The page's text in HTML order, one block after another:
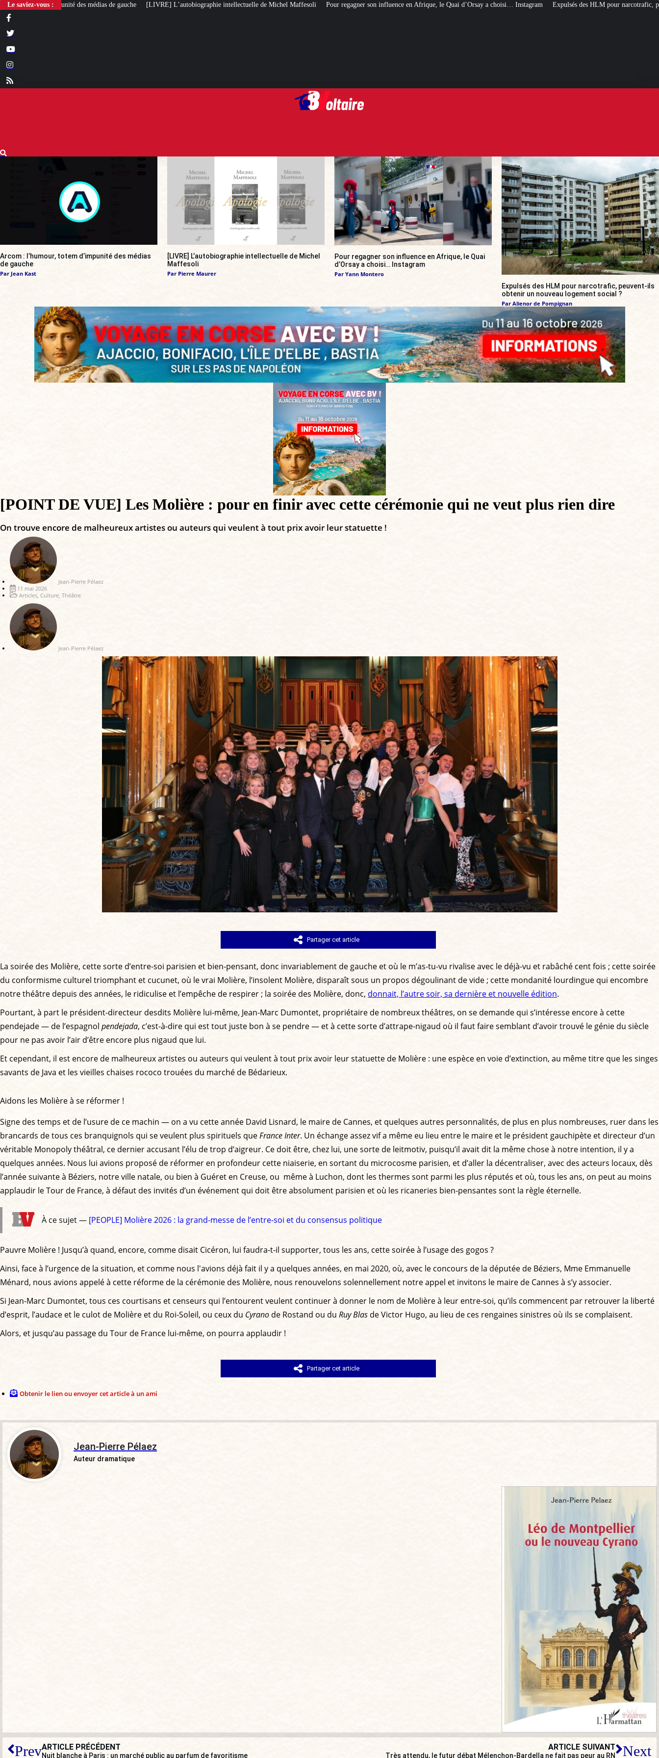
Le saviez-vous :
médias de gauche [LIVRE] L’autobiographie intellectuelle de Michel Maffesoli Pour regagner son influence en Afrique, le Quai d’Orsay a choisi… Instagram Expulsés des HLM pour narcotrafic, peuvent-ils obtenir un
Arcom : l’humour, totem d’impunité des médias
de gauche
Par Jean Kast
[LIVRE] L’autobiographie intellectuelle de Michel
Maffesoli
Par Pierre Maurer
Pour regagner son influence en Afrique, le Quai
d’Orsay a choisi… Instagram
Par Yann Montero
Expulsés des HLM pour narcotrafic, peuvent-ils
obtenir un nouveau logement social ?
Par Alienor de Pompignan
[POINT DE VUE] Les Molière : pour en finir avec cette cérémonie qui ne veut plus rien dire
On trouve encore de malheureux artistes ou auteurs qui veulent à tout prix avoir leur statuette !
Jean-Pierre Pélaez
11 mai 2026
Articles Culture Théâtre
Jean-Pierre Pélaez
Partager cet article
La soirée des Molière, cette sorte d’entre-soi parisien et bien-pensant, donc invariablement de gauche et où le m’as-tu-vu rivalise avec le déjà-vu et rabâché cent fois ; cette soirée
du conformisme culturel triomphant et cucunet, où le vrai Molière, l’insolent Molière, disparaît sous un propos dégoulinant de vide ; cette mondanité lourdingue qui encombre
notre théâtre depuis des années, le ridiculise et l’empêche de respirer ; la soirée des Molière, donc, donnait, l’autre soir, sa dernière et nouvelle édition.
Pourtant, à part le président-directeur desdits Molière lui-même, Jean-Marc Dumontet, propriétaire de nombreux théâtres, on se demande qui s’intéresse encore à cette
pendejade — de l’espagnol pendejada, c’est-à-dire qui est tout juste bon à se pendre — et à cette sorte d’attrape-nigaud où il faut faire semblant d’avoir trouvé le génie du siècle
pour ne pas avoir l’air d’être encore plus nigaud que lui.
Et cependant, il est encore de malheureux artistes ou auteurs qui veulent à tout prix avoir leur statuette de Molière : une espèce en voie d’extinction, au même titre que les singes
savants de Java et les vieilles chaises rococo trouées du marché de Bédarieux.
Aidons les Molière à se réformer !
Signe des temps et de l’usure de ce machin — on a vu cette année David Lisnard, le maire de Cannes, et quelques autres personnalités, de plus en plus nombreuses, ruer dans les
brancards de tous ces branquignols qui se veulent plus spirituels queFrance Inter. Un échange assez vif a même eu lieu entre le maire et le président gauchipète et directeur d’un
véritable Monopoly théâtral, ce dernier accusant l’élu de trop d’aigreur. Ce doit être, chez lui, une sorte de leitmotiv, puisqu’il avait dit la même chose à notre intention, il y a
quelques années. Nous lui avions proposé de réformer en profondeur cette niaiserie, en sortant du microcosme parisien, et d’aller la décentraliser, avec des acteurs locaux, dès
l’année suivante à Béziers, notre ville natale, ou bien à Guéret en Creuse, ou même à Luchon, dont les thermes sont parmi les plus réputés et où, tous les ans, on peut au moins
applaudir le Tour de France, à défaut des invités d’un événement qui doit être absolument parisien et où les ricaneries bien-pensantes sont la règle éternelle.
À ce sujet — [PEOPLE] Molière 2026 : la grand-messe de l’entre-soi et du consensus politique
Pauvre Molière ! Jusqu’à quand, encore, comme disait Cicéron, lui faudra-t-il supporter, tous les ans, cette soirée à l’usage des gogos ?
Ainsi, face à l’urgence de la situation, et comme nous l'avions déjà fait il y a quelques années, en mai 2020, où, avec le concours de la députée de Béziers, Mme Emmanuelle
Ménard, nous avions appelé à cette réforme de la cérémonie des Molière, nous renouvelons solennellement notre appel et invitons le maire de Cannes à s’y associer.
Si Jean-Marc Dumontet, tous ces courtisans et censeurs qui l’entourent veulent continuer à donner le nom de Molière à leur entre-soi, qu’ils commencent par retrouver la liberté
d’esprit, l’audace et le culot de Molière et du Roi-Soleil, ou ceux du Cyrano de Rostand ou du Ruy Blas de Victor Hugo, au lieu de ces rengaines sinistres où ils se complaisent.
Alors, et jusqu’au passage du Tour de France lui-même, on pourra applaudir !
Partager cet article
Obtenir le lien ou envoyer cet article à un ami
Jean-Pierre Pélaez
Auteur dramatique
PrevARTICLE PRÉCÉDENT
Nuit blanche à Paris : un marché public au parfum de favoritisme
ARTICLE SUIVANT
Très attendu, le futur débat Mélenchon-Bardella ne fait pas peur au RN Next